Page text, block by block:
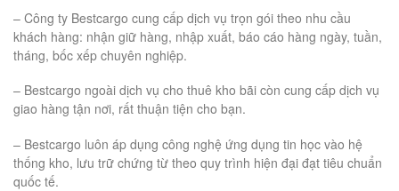
– Công ty Bestcargo cung cấp dịch vụ trọn gói theo nhu cầu
khách hàng: nhận giữ hàng, nhập xuất, báo cáo hàng ngày, tuần,
tháng, bốc xếp chuyên nghiệp.
– Bestcargo ngoài dịch vụ cho thuê kho bãi còn cung cấp dịch vụ
giao hàng tận nơi, rất thuận tiện cho bạn.
– Bestcargo luôn áp dụng công nghệ ứng dụng tin học vào hệ
thống kho, lưu trữ chứng từ theo quy trình hiện đại đạt tiêu chuẩn
quốc tế.